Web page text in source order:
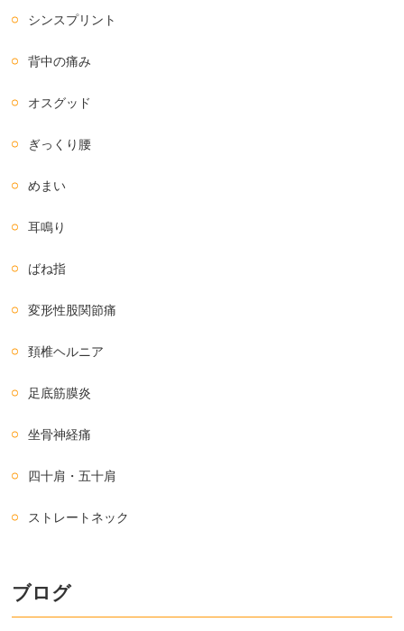
シンスプリント
背中の痛み
オスグッド
ぎっくり腰
めまい
耳鳴り
ばね指
変形性股関節痛
頚椎ヘルニア
足底筋膜炎
坐骨神経痛
四十肩・五十肩
ストレートネック
ブログ